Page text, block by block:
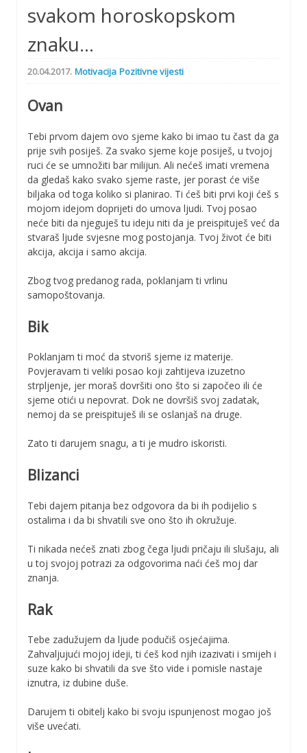
svakom horoskopskom
znaku…
20.04.2017. Motivacija Pozitivne vijesti
Ovan
Tebi prvom dajem ovo sjeme kako bi imao tu čast da ga
prije svih posiješ. Za svako sjeme koje posiješ, u tvojoj
ruci će se umnožiti bar milijun. Ali nećeš imati vremena
da gledaš kako svako sjeme raste, jer porast će više
biljaka od toga koliko si planirao. Ti ćeš biti prvi koji ćeš s
mojom idejom doprijeti do umova ljudi. Tvoj posao
neće biti da njeguješ tu ideju niti da je preispituješ već da
stvaraš ljude svjesne mog postojanja. Tvoj život će biti
akcija, akcija i samo akcija.
Zbog tvog predanog rada, poklanjam ti vrlinu
samopoštovanja.
Bik
Poklanjam ti moć da stvoriš sjeme iz materije.
Povjeravam ti veliki posao koji zahtijeva izuzetno
strpljenje, jer moraš dovršiti ono što si započeo ili će
sjeme otići u nepovrat. Dok ne dovršiš svoj zadatak,
nemoj da se preispituješ ili se oslanjaš na druge.
Zato ti darujem snagu, a ti je mudro iskoristi.
Blizanci
Tebi dajem pitanja bez odgovora da bi ih podijelio s
ostalima i da bi shvatili sve ono što ih okružuje.
Ti nikada nećeš znati zbog čega ljudi pričaju ili slušaju, ali
u toj svojoj potrazi za odgovorima naći ćeš moj dar
znanja.
Rak
Tebe zadužujem da ljude podučiš osjećajima.
Zahvaljujući mojoj ideji, ti ćeš kod njih izazivati i smijeh i
suze kako bi shvatili da sve što vide i pomisle nastaje
iznutra, iz dubine duše.
Darujem ti obitelj kako bi svoju ispunjenost mogao još
više uvećati.